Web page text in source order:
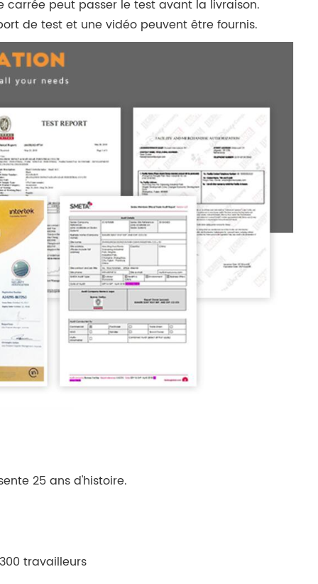
peut passer le test avant la livraison.
de test et une vidéo peuvent être fournis.
25 ans d'histoire.
travailleurs